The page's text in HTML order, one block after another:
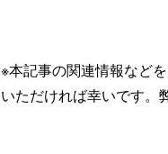
※本記事の関連情報など
いただければ幸いです。